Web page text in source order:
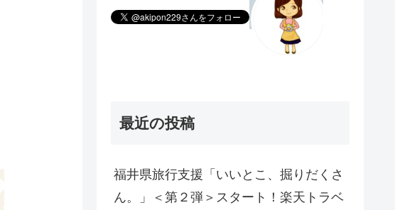
最近の投稿
福井県旅行支援「いいとこ、掘りだくさ
ん。」＜第２弾＞スタート！楽天トラベ